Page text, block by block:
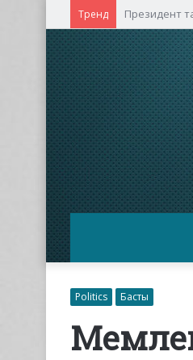
Тренд Президент
Politics Басты